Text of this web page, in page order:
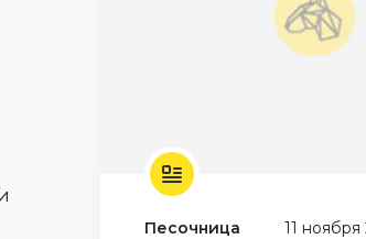
Песочница 11 ноября